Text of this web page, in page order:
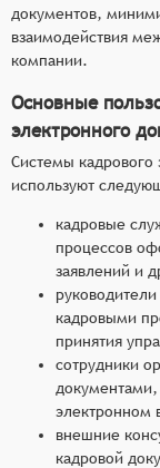
документов,
взаимодействия
компании.
Основные
электронного
Системы кадрового
используют
кадровые
процессов
заявлений и
кадровыми
принятия
сотрудники
документами,
электронном
внешние
кадровой